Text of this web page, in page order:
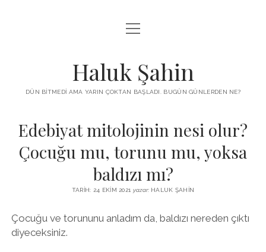
KUTUP YILDIZI
MENDIREK YAZILARI
ADA
İYI YAŞAM VE MUTLULUK ÜZERINE
BABIALI’DE CINAYET
GÜZEL MAVRELLA
PROGRAMLAR
BIZ KIMIZ?
menüyü
aç
Haluk Şahin
DÜN BITMEDI AMA YARIN ÇOKTAN BAŞLADI. BUGÜN GÜNLERDEN NE?
Edebiyat mitolojinin nesi olur?
Çocuğu mu, torunu mu, yoksa
baldızı mı?
TARIH: 24 EKIM 2021 yazar:HALUK ŞAHIN
Çocuğu ve torununu anladım da, baldızı nereden çıktı
diyeceksiniz.